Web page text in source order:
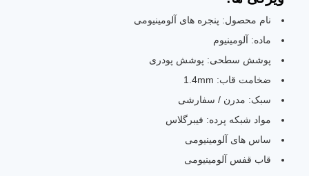
نام محصول: پنجره های آلومینیومی
ماده: آلومینیوم
پوشش سطحی: پوشش پودری
ضخامت قاب: 1.4mm
سبک: مدرن / سفارشی
مواد شبکه پرده: فیبرگلاس
ساس های آلومینیومی
قاب قفس آلومینیومی